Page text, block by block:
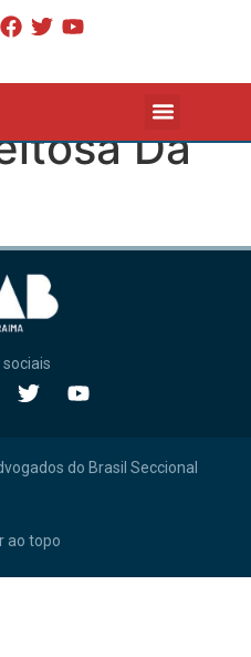
Da
sociais
do Brasil Seccional
ao topo